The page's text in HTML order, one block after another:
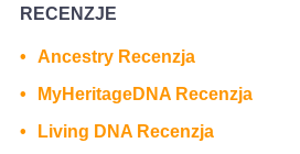
RECENZJE
Ancestry Recenzja
MyHeritageDNA Recenzja
Living DNA Recenzja